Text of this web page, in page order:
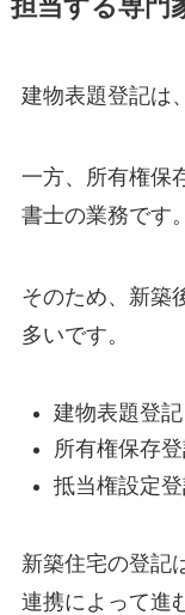
担当する専門
建物表題登記は
一方、所有権保
書士の業務です。
そのため、新築
多いです。
建物表題登
所有権保存
抵当権設定
新築住宅の登記
連携によって進